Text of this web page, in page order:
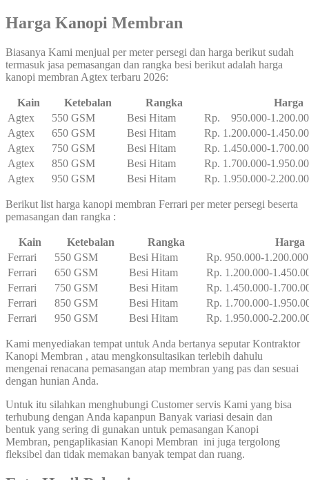
Harga Kanopi Membran
Biasanya Kami menjual per meter persegi dan harga berikut sudah
termasuk jasa pemasangan dan rangka besi berikut adalah harga
kanopi membran Agtex terbaru 2026:
Kain Ketebalan Rangka
Harga
Agtex
550 GSM Besi Hitam
Rp. 950.000-
Agtex
650 GSM Besi Hitam
Rp. 1.200.000-
Agtex
750 GSM Besi Hitam
Rp. 1.450.000-
Agtex
850 GSM Besi Hitam
Rp. 1.700.000-
Agtex
950 GSM Besi Hitam Rp. 1.950.000-
Berikut list harga kanopi membran Ferrari per meter persegi beserta
pemasangan dan rangka :
Kain Ketebalan Rangka
Harga
Ferrari
550 GSM Besi Hitam
Rp. 950.000-1.200.000
Ferrari
650 GSM Besi Hitam
Rp. 1.200.000-
Ferrari
750 GSM Besi Hitam
Rp. 1.450.000-
Ferrari
850 GSM Besi Hitam
Rp. 1.700.000-
Ferrari
950 GSM Besi Hitam Rp. 1.950.000-
Kami menyediakan tempat untuk Anda bertanya seputar Kontraktor
Kanopi Membran , atau mengkonsultasikan terlebih dahulu
mengenai renacana pemasangan atap membran yang pas dan sesuai
dengan hunian Anda.
Untuk itu silahkan menghubungi Customer servis Kami yang bisa
terhubung dengan Anda kapanpun Banyak variasi desain dan
bentuk yang sering di gunakan untuk pemasangan Kanopi
Membran, pengaplikasian Kanopi Membran ini juga tergolong
fleksibel dan tidak memakan banyak tempat dan ruang.